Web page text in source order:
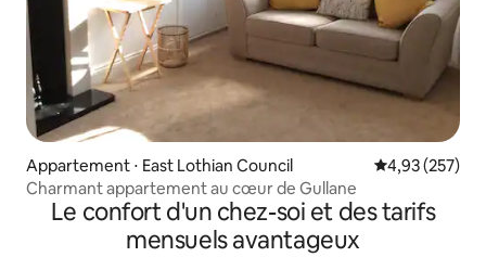
Appartement ⋅ East Lothian Council Évaluation
4,93 (257)
Charmant appartement au cœur de Gullane
Le confort d'un chez-soi et des tarifs
mensuels avantageux